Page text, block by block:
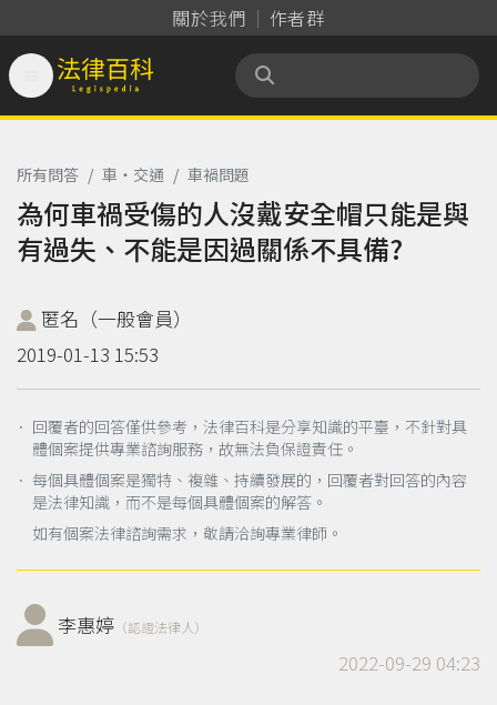
關於我們 作者群
法律百科 Legispedia
所有問答 / 車‧交通 / 車禍問題
為何車禍受傷的人沒戴安全帽只能是與
有過失、不能是因過關係不具備?
匿名（一般會員）
2019-01-13 15:53
． 回覆者的回答僅供參考，法律百科是分享知識的平臺，不針對具
體個案提供專業諮詢服務，故無法負保證責任。
． 每個具體個案是獨特、複雜、持續發展的，回覆者對回答的內容
是法律知識，而不是每個具體個案的解答。
如有個案法律諮詢需求，敬請洽詢專業律師。
李惠婷 （認證法律人）
2022-09-29 04:23